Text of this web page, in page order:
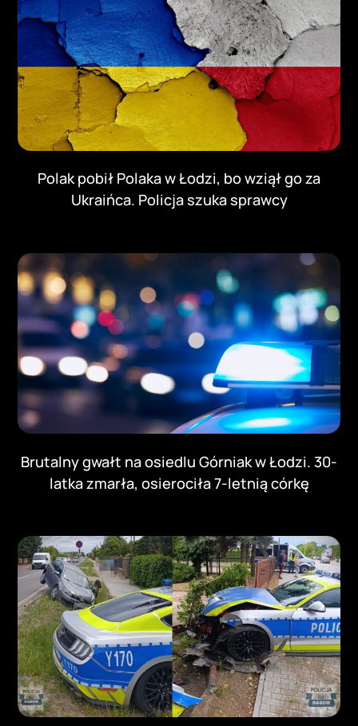
Polak pobił Polaka w Łodzi, bo wziął go za
Ukraińca. Policja szuka sprawcy
Brutalny gwałt na osiedlu Górniak w Łodzi. 30-
latka zmarła, osierociła 7-letnią córkę